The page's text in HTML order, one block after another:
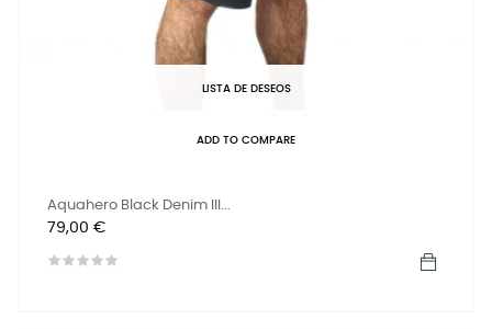
LISTA DE DESEOS
ADD TO COMPARE
Aquahero Black Denim III...
Precio
79,00 €